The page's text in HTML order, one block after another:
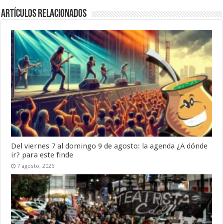
Artículos Relacionados
Del viernes 7 al domingo 9 de agosto: la agenda ¿A dónde
ir? para este finde
7 agosto, 2026